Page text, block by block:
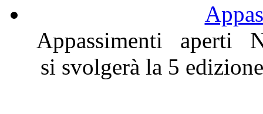
Appassimenti aperti
si svolgerà la 5